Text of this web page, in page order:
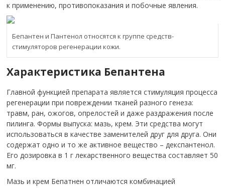
к применению, противопоказания и побочные явления.
Бепантен и Пантенол относятся к группе средств-
стимуляторов регенерации кожи.
Характеристика Бепантена
Главной функцией препарата является стимуляция процесса
регенерации при повреждении тканей разного генеза:
травм, ран, ожогов, опрелостей и даже раздражения после
пилинга. Формы выпуска: мазь, крем. Эти средства могут
использоваться в качестве заменителей друг для друга. Они
содержат одно и то же активное вещество – декспантенол.
Его дозировка в 1 г лекарственного вещества составляет 50
мг.
Мазь и крем Бепатнен отличаются комбинацией